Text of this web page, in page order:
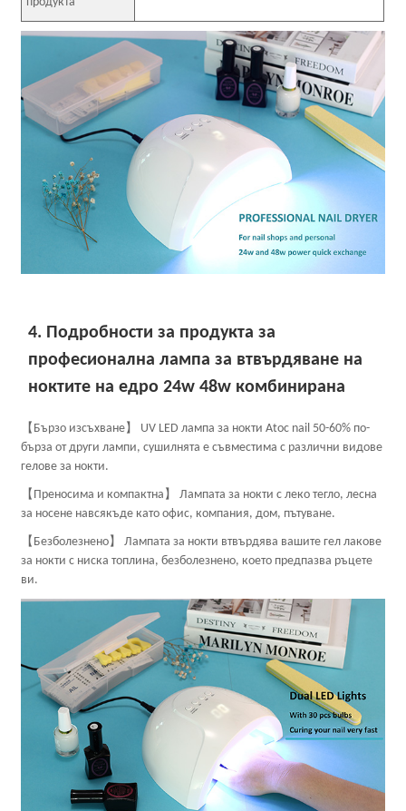
4. Подробности за продукта за
професионална лампа за втвърдяване на
ноктите на едро 24w 48w комбинирана
【Бързо изсъхване】 UV LED лампа за нокти Atoc nail 50-60% по-
бърза от други лампи, сушилнята е съвместима с различни видове
гелове за нокти.
【Преносима и компактна】 Лампата за нокти с леко тегло, лесна
за носене навсякъде като офис, компания, дом, пътуване.
【Безболезнено】 Лампата за нокти втвърдява вашите гел лакове
за нокти с ниска топлина, безболезнено, което предпазва ръцете
ви.